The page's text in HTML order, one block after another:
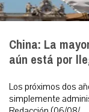
China: La
aún está por
Los próximos dos
simplemente